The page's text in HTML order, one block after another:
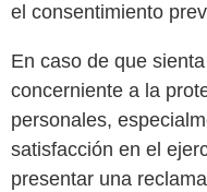
el consentimiento
En caso de que
concerniente a la
personales,
satisfacción en el
presentar una